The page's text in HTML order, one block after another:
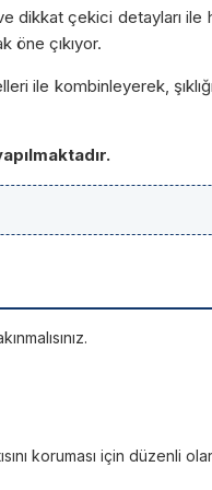
dikkat çekici detayları ile
öne çıkıyor.
ile kombinleyerek,
koruması için düzenli